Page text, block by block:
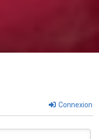
Connexion